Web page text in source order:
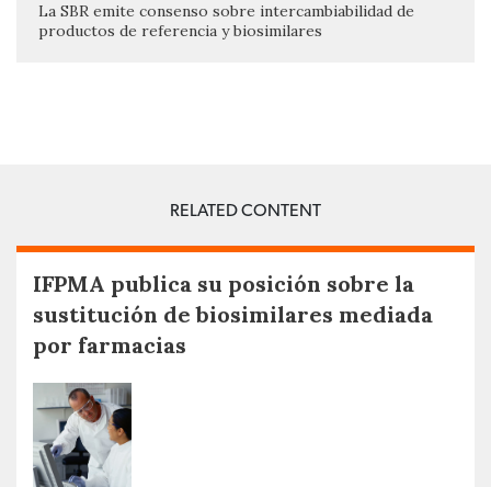
La SBR emite consenso sobre intercambiabilidad de
productos de referencia y biosimilares
RELATED CONTENT
IFPMA publica su posición sobre la
sustitución de biosimilares mediada
por farmacias